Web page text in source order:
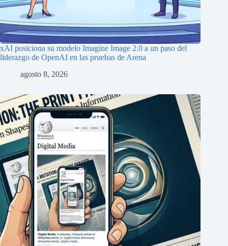
xAI posiciona su modelo Imagine Image 2.0 a un paso del
liderazgo de OpenAI en las pruebas de Arena
agosto 8, 2026